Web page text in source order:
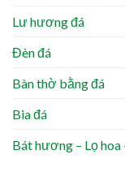
Lư hương đá
Đèn đá
Bàn thờ bằng đá
Bia đá
Bát hương – Lọ